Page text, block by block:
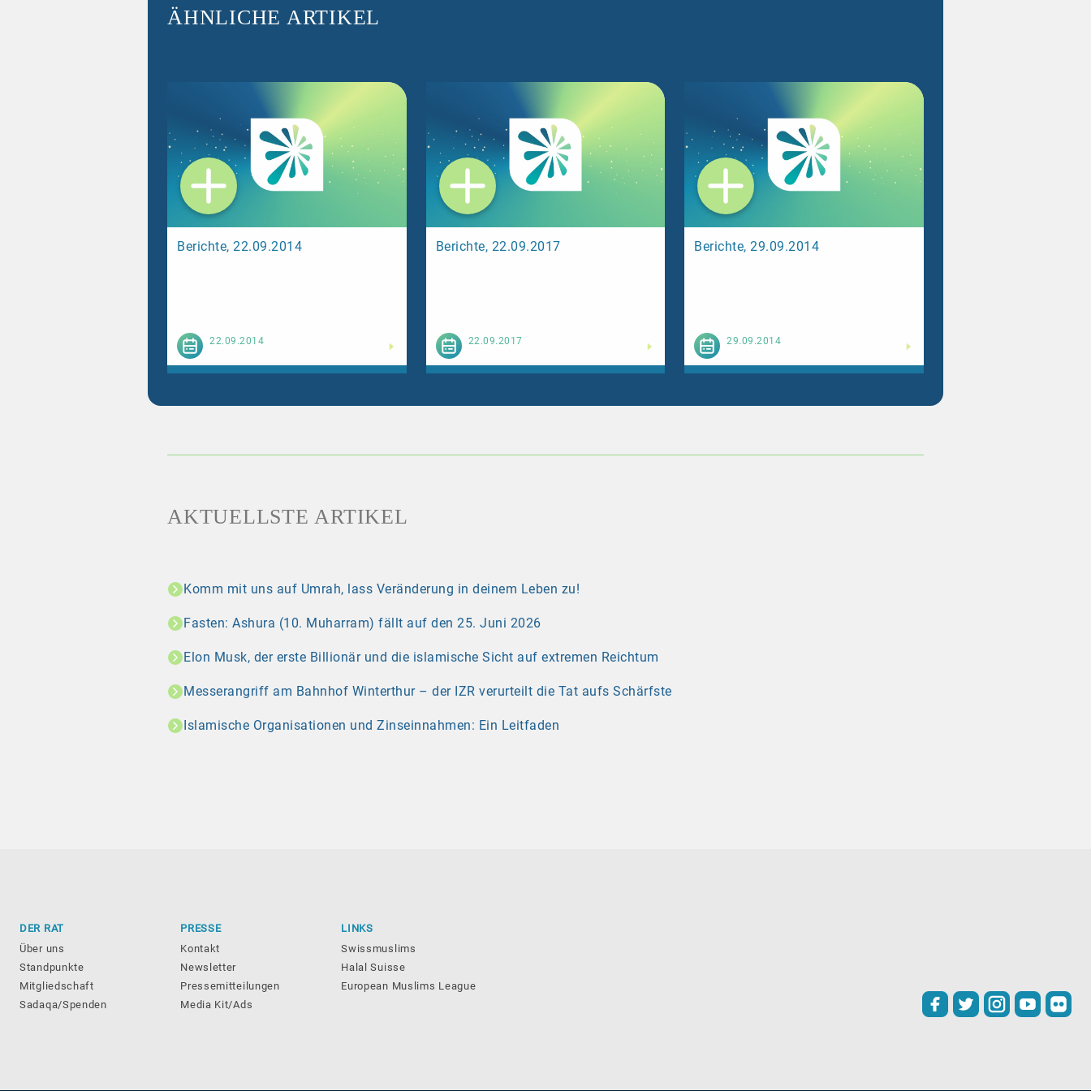
ÄHNLICHE ARTIKEL
Berichte, 22.09.2014
22.09.2014
Berichte, 22.09.2017
22.09.2017
Berichte, 29.09.2014
29.09.2014
AKTUELLSTE ARTIKEL
Komm mit uns auf Umrah, lass Veränderung in deinem Leben zu!
Fasten: Ashura (10. Muharram) fällt auf den 25. Juni 2026
Elon Musk, der erste Billionär und die islamische Sicht auf extremen Reichtum
Messerangriff am Bahnhof Winterthur – der IZR verurteilt die Tat aufs Schärfste
Islamische Organisationen und Zinseinnahmen: Ein Leitfaden
DER RAT
Über uns
Standpunkte
Mitgliedschaft
Sadaqa/Spenden
PRESSE
Kontakt
Newsletter
Pressemitteilungen
Media Kit/Ads
LINKS
Swissmuslims
Halal Suisse
European Muslims League